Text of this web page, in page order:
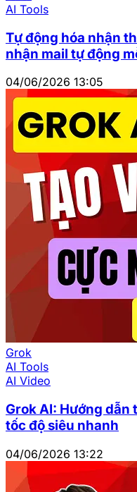
AI Tools
Tự động hóa nhận
nhận mail tự động
04/06/2026 13:05
Grok
AI Tools
AI Video
Grok AI: Hướng dẫn
tốc độ siêu nhanh
04/06/2026 13:22